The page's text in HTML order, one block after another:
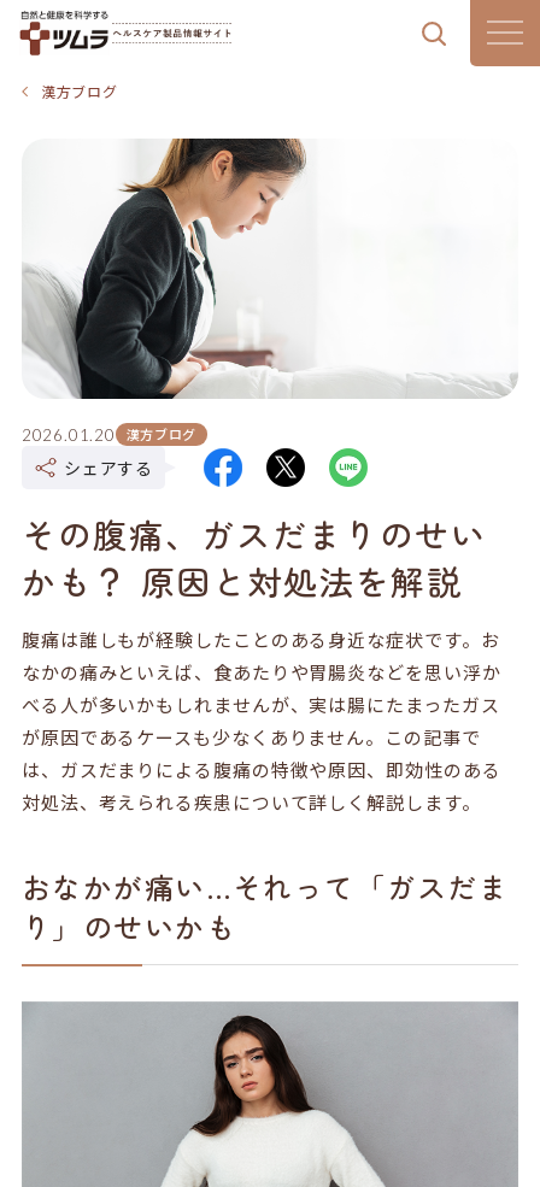
製品情報
漢方通信
漢方のある暮らし
はじめての漢方
気血水チェック
ツムラの想い
企業サイトへ
お問い合わせ
ニュース
English 中文
漢方ブログ
2026.01.20 漢方ブログ
シェアする
その腹痛、ガスだまりのせい
かも？ 原因と対処法を解説
腹痛は誰しもが経験したことのある身近な症状です。お
なかの痛みといえば、食あたりや胃腸炎などを思い浮か
べる人が多いかもしれませんが、実は腸にたまったガス
が原因であるケースも少なくありません。この記事で
は、ガスだまりによる腹痛の特徴や原因、即効性のある
対処法、考えられる疾患について詳しく解説します。
おなかが痛い…それって「ガスだま
り」のせいかも